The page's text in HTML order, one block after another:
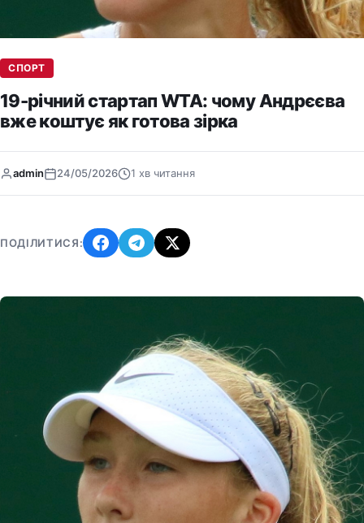
СПОРТ
19-річний стартап WTA: чому Андрєєва
вже коштує як готова зірка
admin 24/05/2026 1 хв читання
ПОДІЛИТИСЯ: